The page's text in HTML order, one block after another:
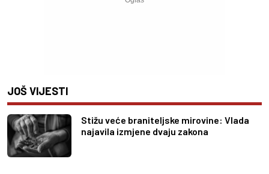
JOŠ VIJESTI
Stižu veće braniteljske mirovine: Vlada
najavila izmjene dvaju zakona